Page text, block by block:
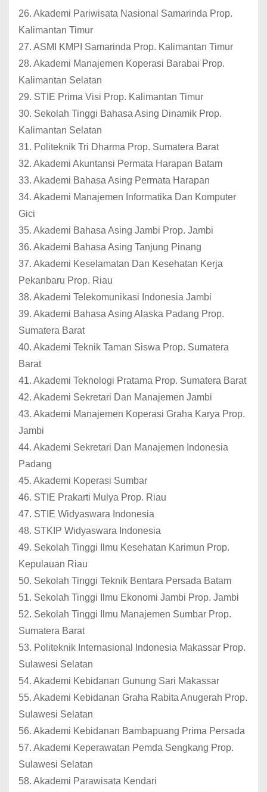
26. Akademi Pariwisata Nasional Samarinda Prop.
Kalimantan Timur
27. ASMI KMPI Samarinda Prop. Kalimantan Timur
28. Akademi Manajemen Koperasi Barabai Prop.
Kalimantan Selatan
29. STIE Prima Visi Prop. Kalimantan Timur
30. Sekolah Tinggi Bahasa Asing Dinamik Prop.
Kalimantan Selatan
31. Politeknik Tri Dharma Prop. Sumatera Barat
32. Akademi Akuntansi Permata Harapan Batam
33. Akademi Bahasa Asing Permata Harapan
34. Akademi Manajemen Informatika Dan Komputer
Gici
35. Akademi Bahasa Asing Jambi Prop. Jambi
36. Akademi Bahasa Asing Tanjung Pinang
37. Akademi Keselamatan Dan Kesehatan Kerja
Pekanbaru Prop. Riau
38. Akademi Telekomunikasi Indonesia Jambi
39. Akademi Bahasa Asing Alaska Padang Prop.
Sumatera Barat
40. Akademi Teknik Taman Siswa Prop. Sumatera
Barat
41. Akademi Teknologi Pratama Prop. Sumatera Barat
42. Akademi Sekretari Dan Manajemen Jambi
43. Akademi Manajemen Koperasi Graha Karya Prop.
Jambi
44. Akademi Sekretari Dan Manajemen Indonesia
Padang
45. Akademi Koperasi Sumbar
46. STIE Prakarti Mulya Prop. Riau
47. STIE Widyaswara Indonesia
48. STKIP Widyaswara Indonesia
49. Sekolah Tinggi Ilmu Kesehatan Karimun Prop.
Kepulauan Riau
50. Sekolah Tinggi Teknik Bentara Persada Batam
51. Sekolah Tinggi Ilmu Ekonomi Jambi Prop. Jambi
52. Sekolah Tinggi Ilmu Manajemen Sumbar Prop.
Sumatera Barat
53. Politeknik Internasional Indonesia Makassar Prop.
Sulawesi Selatan
54. Akademi Kebidanan Gunung Sari Makassar
55. Akademi Kebidanan Graha Rabita Anugerah Prop.
Sulawesi Selatan
56. Akademi Kebidanan Bambapuang Prima Persada
57. Akademi Keperawatan Pemda Sengkang Prop.
Sulawesi Selatan
58. Akademi Parawisata Kendari